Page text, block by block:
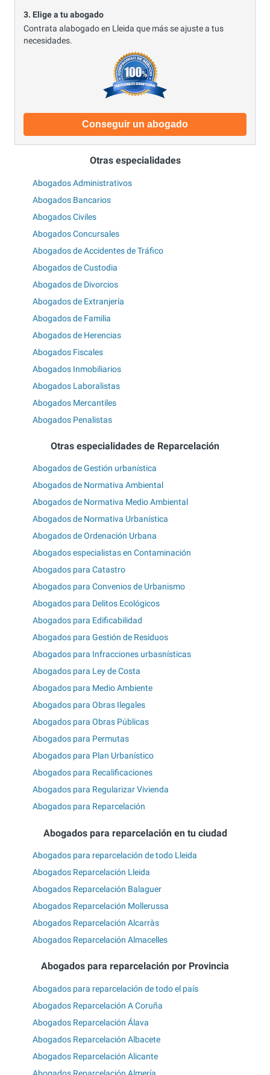
3. Elige a tu abogado
Contrata alabogado en Lleida que más se ajuste a tus
necesidades.
Conseguir un abogado
Otras especialidades
Abogados Administrativos
Abogados Bancarios
Abogados Civiles
Abogados Concursales
Abogados de Accidentes de Tráfico
Abogados de Custodia
Abogados de Divorcios
Abogados de Extranjería
Abogados de Familia
Abogados de Herencias
Abogados Fiscales
Abogados Inmobiliarios
Abogados Laboralistas
Abogados Mercantiles
Abogados Penalistas
Otras especialidades de Reparcelación
Abogados de Gestión urbanística
Abogados de Normativa Ambiental
Abogados de Normativa Medio Ambiental
Abogados de Normativa Urbanística
Abogados de Ordenación Urbana
Abogados especialistas en Contaminación
Abogados para Catastro
Abogados para Convenios de Urbanismo
Abogados para Delitos Ecológicos
Abogados para Edificabilidad
Abogados para Gestión de Residuos
Abogados para Infracciones urbasnísticas
Abogados para Ley de Costa
Abogados para Medio Ambiente
Abogados para Obras Ilegales
Abogados para Obras Públicas
Abogados para Permutas
Abogados para Plan Urbanístico
Abogados para Recalificaciones
Abogados para Regularizar Vivienda
Abogados para Reparcelación
Abogados para reparcelación en tu ciudad
Abogados para reparcelación de todo Lleida
Abogados Reparcelación Lleida
Abogados Reparcelación Balaguer
Abogados Reparcelación Mollerussa
Abogados Reparcelación Alcarràs
Abogados Reparcelación Almacelles
Abogados para reparcelación por Provincia
Abogados para reparcelación de todo el país
Abogados Reparcelación A Coruña
Abogados Reparcelación Álava
Abogados Reparcelación Albacete
Abogados Reparcelación Alicante
Abogados Reparcelación Almería